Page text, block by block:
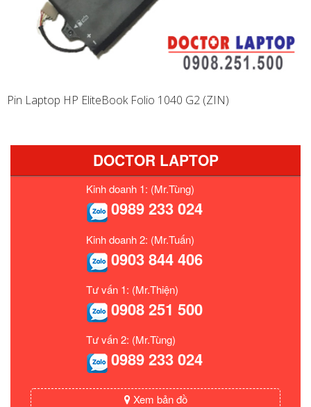
Pin Laptop HP EliteBook Folio 1040 G2 (ZIN)
DOCTOR LAPTOP
Kinh doanh 1: (Mr.Tùng)
0989 233 024
Kinh doanh 2: (Mr.Tuấn)
0903 844 406
Tư vấn 1: (Mr.Thiện)
0908 251 500
Tư vấn 2: (Mr.Tùng)
0989 233 024
Xem bản đồ